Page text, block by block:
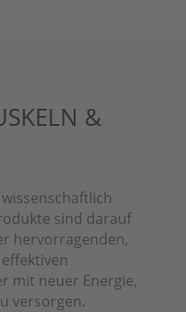
&
sind darauf
hervorragenden,
mit neuer Energie,
versorgen.